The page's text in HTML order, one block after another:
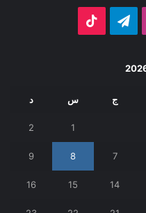
ج س د
1
2
7
8
9
14
15
16